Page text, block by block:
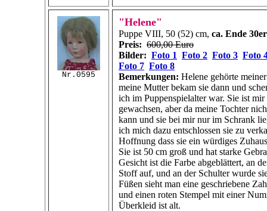
Nr.0595
"Helene"
Puppe VIII, 50 (52) cm, ca. Ende
Preis: 600,00 Euro
Bilder: Foto 1 Foto 2 Foto 3 Foto
Foto 7 Foto 8
Bemerkungen: Helene gehörte
meine Mutter bekam sie dann und
ich im Puppenspielalter war. Sie ist mir
gewachsen, aber da meine Tochter
kann und sie bei mir nur im Schrank
ich mich dazu entschlossen sie zu
Hoffnung dass sie ein würdiges
Sie ist 50 cm groß und hat starke
Gesicht ist die Farbe abgeblättert, an
Stoff auf, und an der Schulter wurde
Füßen sieht man eine geschriebene
und einen roten Stempel mit einer
Überkleid ist alt.